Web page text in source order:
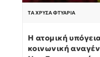
ΤΑ ΧΡΥΣΆ ΦΤΥΆΡΙΑ
Η ατομική
κοινωνική